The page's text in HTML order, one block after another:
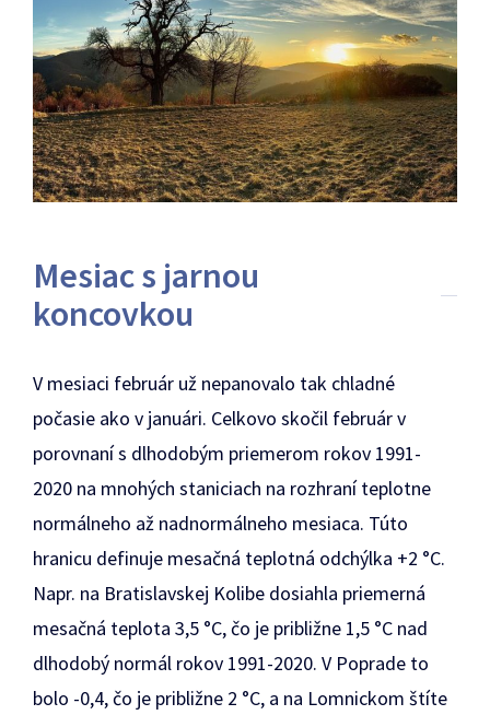
Mesiac s jarnou
koncovkou
V mesiaci február už nepanovalo tak chladné
počasie ako v januári. Celkovo skočil február v
porovnaní s dlhodobým priemerom rokov 1991-
2020 na mnohých staniciach na rozhraní teplotne
normálneho až nadnormálneho mesiaca. Túto
hranicu definuje mesačná teplotná odchýlka +2 °C.
Napr. na Bratislavskej Kolibe dosiahla priemerná
mesačná teplota 3,5 °C, čo je približne 1,5 °C nad
dlhodobý normál rokov 1991-2020. V Poprade to
bolo -0,4, čo je približne 2 °C, a na Lomnickom štíte